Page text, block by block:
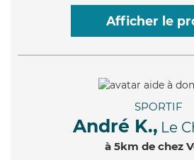
Afficher le
SPORTIF
André K., Le
à 5km de chez